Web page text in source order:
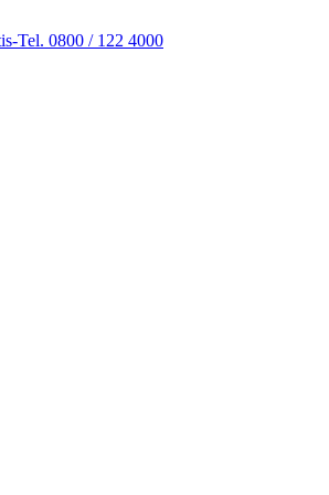
Tel. 0800 / 122 4000